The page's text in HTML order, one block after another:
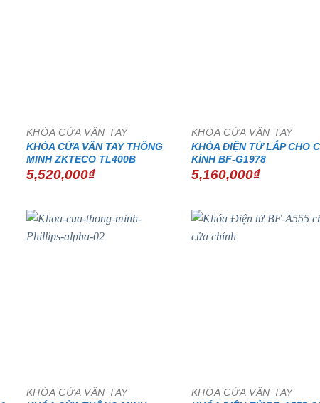
KHÓA CỬA VÂN TAY
KHÓA CỬA VÂN TAY THÔNG
MINH ZKTECO TL400B
5,520,000₫
KHÓA CỬA VÂN TAY
KHÓA ĐIỆN TỬ LẮP CHO
KÍNH BF-G1978
5,160,000₫
KHÓA CỬA VÂN TAY
KHÓA CỬA VÂN TAY